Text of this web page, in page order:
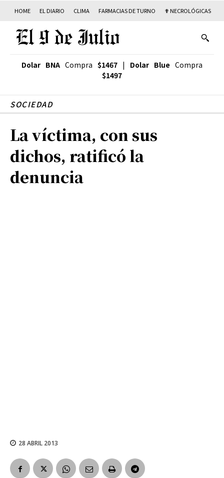
HOME EL DIARIO CLIMA FARMACIAS DE TURNO ✟ NECROLÓGICAS
Dolar BNA Compra $1467 | Dolar Blue Compra
$1497
SOCIEDAD
La víctima, con sus
dichos, ratificó la
denuncia
28 ABRIL 2013